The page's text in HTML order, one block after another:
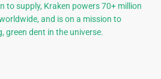
to supply, Kraken powers 70+ million
and is on a mission to
green dent in the universe.